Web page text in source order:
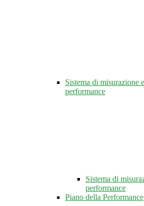
Sistema di misurazione
performance
Sistema di
performance
Piano della Performance